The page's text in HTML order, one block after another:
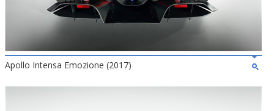
Apollo Intensa Emozione (2017)